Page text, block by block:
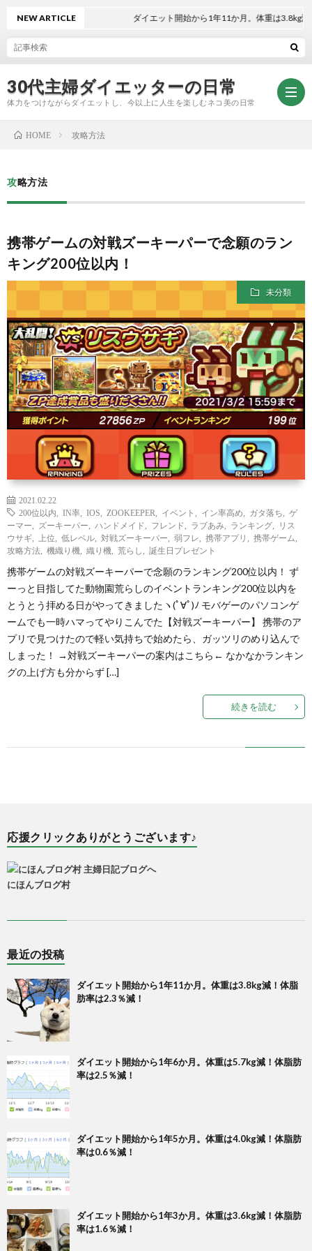
30代主婦ダイエッターの日常
体力をつけながらダイエットし、今以上に人生を楽しむネコ美の日常
問
い
合
わ
せ
プ
ラ
イ
バ
シ
ー
ポ
シ
ー
NEW ARTICLE ダイエット開始から1年11か月。体重は3.8kg減
HOME 攻略方法
攻略方法
携帯ゲームの対戦ズーキーパーで念願のラン
キング200位以内！
未分類
2021.02.22
200位以内
IN率 IOS ZOOKEEPER イベント イン率高め ガタ落ち
ゲ
ーマー
ズーキーパー ハンドメイド フレンド ラブあみ ランキング
リス
ウサギ
上位 低レベル 対戦ズーキーパー 弱フレ 携帯アプリ 携帯ゲーム
攻略方法
機織り機 織り機 荒らし 誕生日プレゼント
携帯ゲームの対戦ズーキーパーで念願のランキング200位以内！ ず
ーっと目指してた動物園荒らしのイベントランキング200位以内を
とうとう拝める日がやってきましたヽ(ﾟ∀ﾟ)ﾉ モバゲーのパソコンゲ
ームでも一時ハマってやりこんでた【対戦ズーキーパー】 携帯のア
プリで見つけたので軽い気持ちで始めたら、ガッツリのめり込んで
しまった！ →対戦ズーキーパーの案内はこちら← なかなかランキン
グの上げ方も分からず […]
続きを読む
応援クリックありがとうございます♪
にほんブログ村
最近の投稿
ダイエット開始から1年11か月。体重は3.8kg減！体脂
肪率は2.3％減！
ダイエット開始から1年6か月。体重は5.7kg減！体脂肪
率は2.5％減！
ダイエット開始から1年5か月。体重は4.0kg減！体脂肪
率は0.6％減！
ダイエット開始から1年3か月。体重は3.6kg減！体脂肪
率は1.6％減！